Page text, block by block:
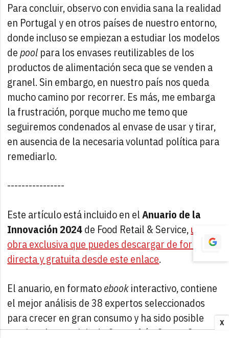
X
Para concluir, observo con envidia sana la realidad
en Portugal y en otros países de nuestro entorno,
donde incluso se empiezan a estudiar los modelos
depool para los envases reutilizables de los
productos de alimentación seca que se venden a
granel. Sin embargo, en nuestro país nos queda
mucho camino por recorrer. Es más, me embarga
la frustración, porque mucho me temo que
seguiremos condenados al envase de usar y tirar,
en ausencia de la necesaria voluntad política para
remediarlo.
----------------
Este artículo está incluido en elAnuario de la
Innovación 2024de Food Retail & Service,una
obra exclusiva que puedes descargar de forma
directa y gratuita desde este enlace.
El anuario, en formatoebookinteractivo, contiene
el mejor análisis de 38 expertos seleccionados
para crecer en gran consumo y ha sido posible
gracias al patrocinio de Campofrío, Capsa, Coca-